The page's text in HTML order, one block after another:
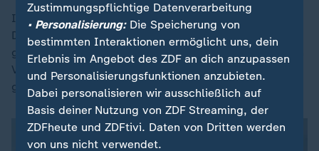
Im benachbarten Dänemark
herrscht seit Tagen
Drohnenalarm. Erst hatte die Sichtung mehrerer
größerer Drohnen am Montagabend zur stundenlangen
Vollsperrung des Hauptstadtflughafens Kopenhagen
geführt.
Zustimmungspflichtige Datenverarbeitung
• Personalisierung:Die Speicherung von
bestimmten Interaktionen ermöglicht uns, dein
Erlebnis im Angebot des ZDF an dich anzupassen
und Personalisierungsfunktionen anzubieten.
Dabei personalisieren wir ausschließlich auf
Basis deiner Nutzung von ZDF Streaming, der
ZDFheute und ZDFtivi. Daten von Dritten werden
von uns nicht verwendet.